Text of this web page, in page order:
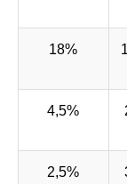
18%
4,5%
2,5%